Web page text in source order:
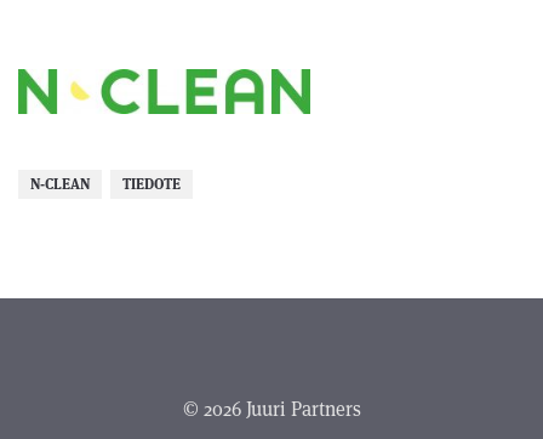
N-CLEAN TIEDOTE
© 2026 Juuri Partners